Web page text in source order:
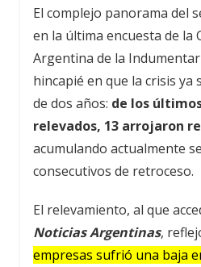
El complejo panorama del
en la última encuesta de la
Argentina de la
hincapié en que la crisis ya
de dos años: de los
relevados, 13 arrojaron
acumulando actualmente
consecutivos de retroceso.
El relevamiento, al que
Noticias Argentinas,
empresas sufrió una baja